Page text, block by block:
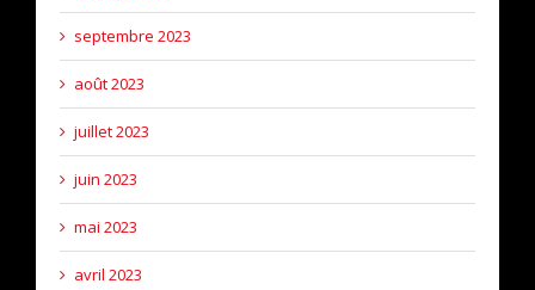
septembre 2023
août 2023
juillet 2023
juin 2023
mai 2023
avril 2023